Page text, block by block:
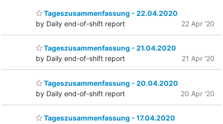
Tageszusammenfassung - 22.04.2020
by Daily end-of-shift report
22 Apr '20
Tageszusammenfassung - 21.04.2020
by Daily end-of-shift report
21 Apr '20
Tageszusammenfassung - 20.04.2020
by Daily end-of-shift report
20 Apr '20
Tageszusammenfassung - 17.04.2020